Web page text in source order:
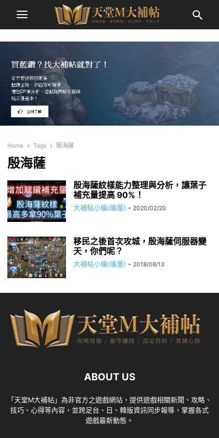
Home Tags 殷海薩
殷海薩
殷海薩紋樣能力整理與分析，讓葉子
補充量提高 90%！
大補帖小編(編董) - 2020/02/20
移民之後首次攻城，殷海薩伺服器變
天，你們呢？
大補帖小編(編董) - 2018/08/13
ABOUT US
「天堂M大補帖」為非官方之遊戲網站，提供遊戲相關新聞、攻略、
技巧、心得等內容，並跨足台、日、韓版資訊同步報導，掌握各式
遊戲最新動態。